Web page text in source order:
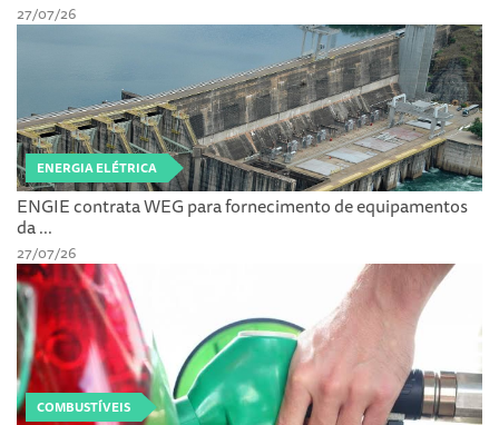
27/07/26
ENERGIA ELÉTRICA
ENGIE contrata WEG para fornecimento de equipamentos
da ...
27/07/26
COMBUSTÍVEIS